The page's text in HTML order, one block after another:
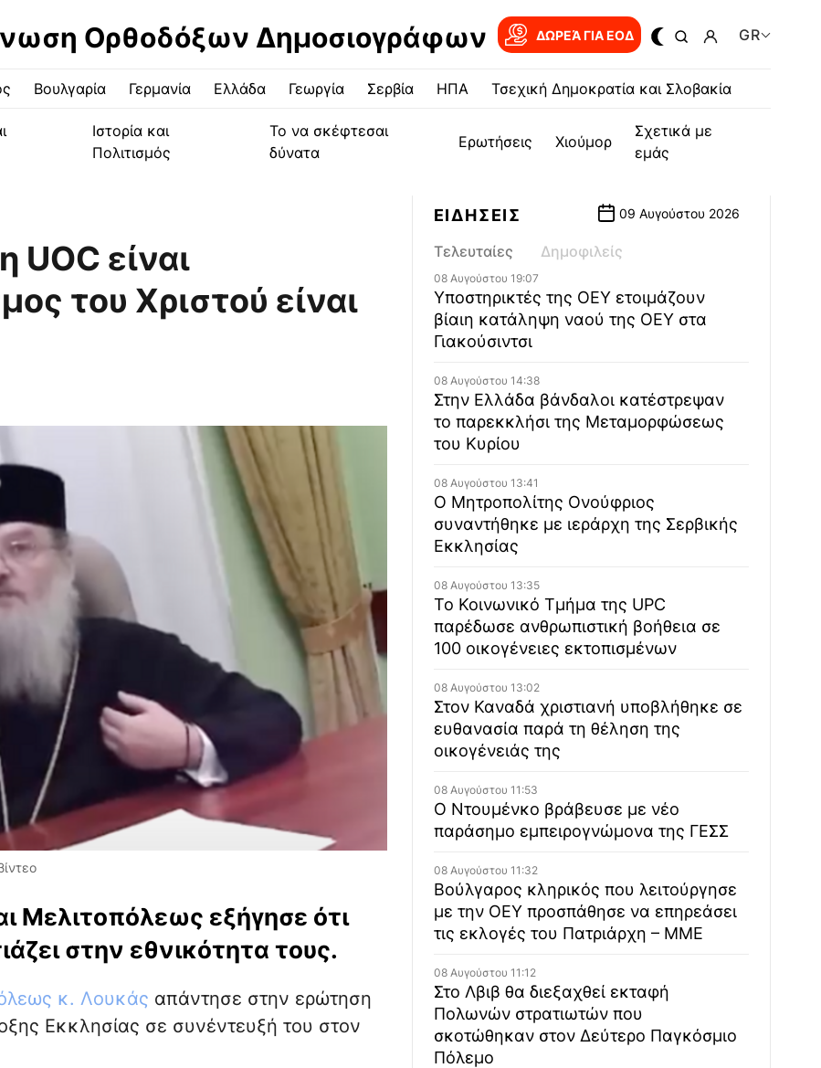
Ορθοδόξων Δημοσιογράφων ΔΩΡΕΆ ΓΙΑ EOΔ GR
Βουλγαρία Γερμανία Ελλάδα Γεωργία Σερβία ΗΠΑ Τσεχική Δημοκρατία και Σλοβακία
Ιστορία και
Πολιτισμός
Το να σκέφτεσαι
δύνατα
Ερωτήσεις Χιούμορ
Σχετικά με
εμάς
είναι
του Χριστού είναι
Μελιτοπόλεως εξήγησε ότι
στην εθνικότητα τους.
κ. Λουκάς απάντησε στην ερώτηση
Εκκλησίας σε συνέντευξή του στον
ΕΙΔΗΣΕΙΣ 09 Αυγούστου 2026
Τελευταίες Δημοφιλείς
08 Αυγούστου 19:07
Υποστηρικτές της ΟΕΥ ετοιμάζουν
βίαιη κατάληψη ναού της ΟΕΥ στα
Γιακούσιντσι
08 Αυγούστου 14:38
Στην Ελλάδα βάνδαλοι κατέστρεψαν
το παρεκκλήσι της Μεταμορφώσεως
του Κυρίου
08 Αυγούστου 13:41
Ο Μητροπολίτης Ονούφριος
συναντήθηκε με ιεράρχη της Σερβικής
Εκκλησίας
08 Αυγούστου 13:35
Το Κοινωνικό Τμήμα της UPC
παρέδωσε ανθρωπιστική βοήθεια σε
100 οικογένειες εκτοπισμένων
08 Αυγούστου 13:02
Στον Καναδά χριστιανή υποβλήθηκε σε
ευθανασία παρά τη θέληση της
οικογένειάς της
08 Αυγούστου 11:53
Ο Ντουμένκο βράβευσε με νέο
παράσημο εμπειρογνώμονα της ΓΕΣΣ
08 Αυγούστου 11:32
Βούλγαρος κληρικός που λειτούργησε
με την ΟΕΥ προσπάθησε να επηρεάσει
τις εκλογές του Πατριάρχη – ΜΜΕ
08 Αυγούστου 11:12
Στο Λβιβ θα διεξαχθεί εκταφή
Πολωνών στρατιωτών που
σκοτώθηκαν στον Δεύτερο Παγκόσμιο
Πόλεμο